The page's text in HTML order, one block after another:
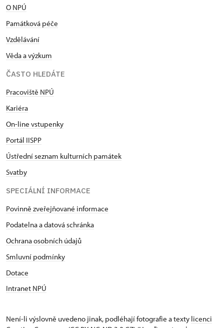
O NPÚ
Památková péče
Vzdělávání
Věda a výzkum
ČASTO HLEDÁTE
Pracoviště NPÚ
Kariéra
On-line vstupenky
Portál IISPP
Ústřední seznam kulturních památek
Svatby
SPECIÁLNÍ INFORMACE
Povinně zveřejňované informace
Podatelna a datová schránka
Ochrana osobních údajů
Smluvní podmínky
Dotace
Intranet NPÚ
Není-li výslovně uvedeno jinak, podléhají fotografie a texty licenci